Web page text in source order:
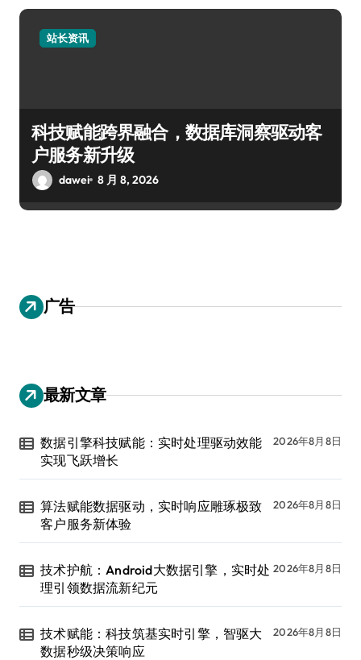
站长资讯
科技赋能跨界融合，数据库洞察驱动客
户服务新升级
dawei 8 月 8, 2026
广告
最新文章
数据引擎科技赋能：实时处理驱动效能
实现飞跃增长
2026年8月8日
算法赋能数据驱动，实时响应雕琢极致
客户服务新体验
2026年8月8日
技术护航：Android大数据引擎，实时处
理引领数据流新纪元
2026年8月8日
技术赋能：科技筑基实时引擎，智驱大
数据秒级决策响应
2026年8月8日